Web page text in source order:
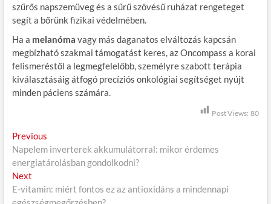
szűrős napszemüveg és a sűrű szövésű ruházat rengeteget
segít a bőrünk fizikai védelmében.
Ha a melanóma vagy más daganatos elváltozás kapcsán
megbízható szakmai támogatást keres, az Oncompass a korai
felismeréstől a legmegfelelőbb, személyre szabott terápia
kiválasztásáig átfogó precíziós onkológiai segítséget nyújt
minden páciens számára.
Post Views: 80
B
e
j
e
Previous
r
e
i
Napelem inverterek akkumulátorral: mikor érdemes
energiatárolásban gondolkodni?
Next
e
E-vitamin: miért fontos ez az antioxidáns a mindennapi